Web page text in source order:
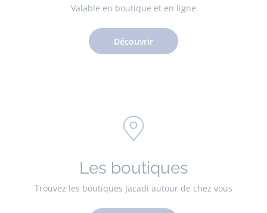
Valable en boutique et en ligne
Découvrir
Les boutiques
Trouvez les boutiques Jacadi autour de chez vous